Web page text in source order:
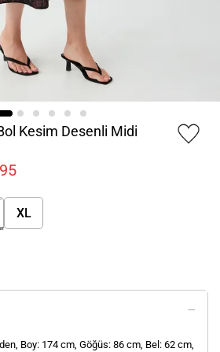
Kesim Desenli Midi
XL
Boy: 174 cm, Göğüs: 86 cm, Bel: 62 cm,